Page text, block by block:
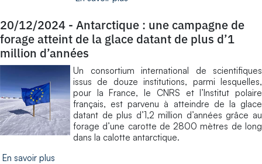
20/12/2024 - Antarctique : une campagne de
forage atteint de la glace datant de plus d’1
million d’années
Un consortium international de scientifiques
issus de douze institutions, parmi lesquelles,
pour la France, le CNRS et l’Institut polaire
français, est parvenu à atteindre de la glace
datant de plus d’1,2 million d’années grâce au
forage d’une carotte de 2800 mètres de long
dans la calotte antarctique.
En savoir plus